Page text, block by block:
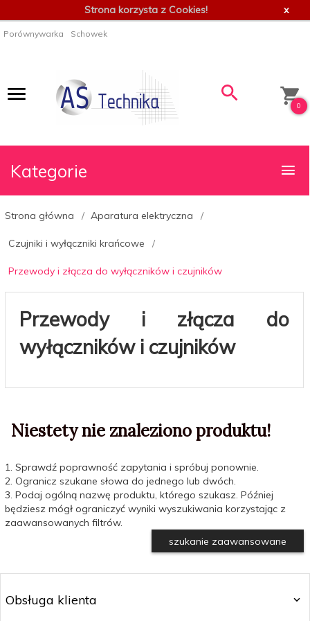
Strona korzysta z Cookies! x
Porównywarka Schowek
0
Kategorie
Strona główna Aparatura elektryczna
Czujniki i wyłączniki krańcowe
Przewody i złącza do wyłączników i czujników
Przewody i złącza do
wyłączników i czujników
Niestety nie znaleziono produktu!
1. Sprawdź poprawność zapytania i spróbuj ponownie.
2. Ogranicz szukane słowa do jednego lub dwóch.
3. Podaj ogólną nazwę produktu, którego szukasz. Później
będziesz mógł ograniczyć wyniki wyszukiwania korzystając z
zaawansowanych filtrów.
szukanie zaawansowane
Obsługa klienta